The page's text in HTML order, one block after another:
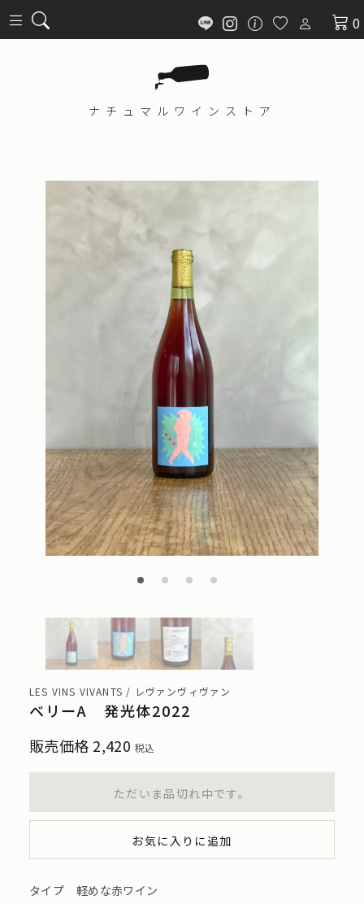
0
ナチュマル ワインストア
LES VINS VIVANTS / レヴァンヴィヴァン
ベリーA 発光体2022
販売価格 2,420 税込
ただいま品切れ中です。
お気に入りに追加
タイプ 軽めな赤ワイン